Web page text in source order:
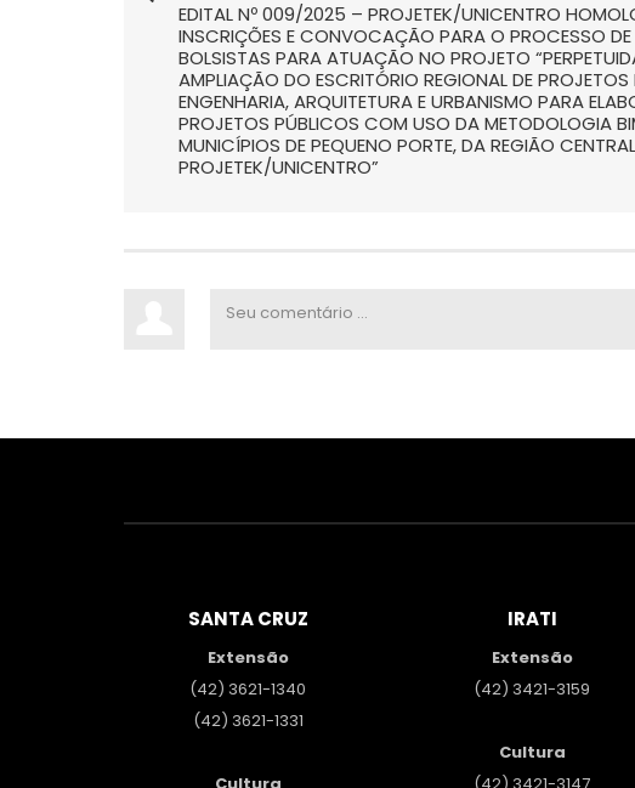
EDITAL Nº 009/2025 – PROJETEK/UNICENTRO
INSCRIÇÕES E CONVOCAÇÃO PARA O PROCESSO DE
BOLSISTAS PARA ATUAÇÃO NO PROJETO
AMPLIAÇÃO DO ESCRITÓRIO REGIONAL DE PROJETOS
ENGENHARIA, ARQUITETURA E URBANISMO PARA
PROJETOS PÚBLICOS COM USO DA METODOLOGIA
MUNICÍPIOS DE PEQUENO PORTE, DA REGIÃO
PROJETEK/UNICENTRO”
SANTA CRUZ
Extensão
(42) 3621-1340
(42) 3621-1331
IRATI
Extensão
(42) 3421-3159
Cultura